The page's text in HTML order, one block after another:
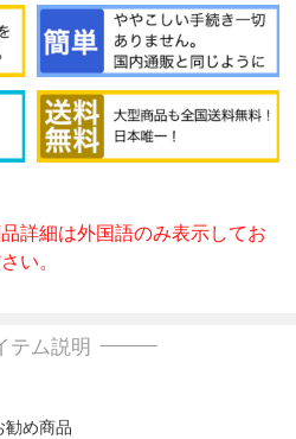
詳細は外国語のみ表示してお
い。
テム説明
勧め商品